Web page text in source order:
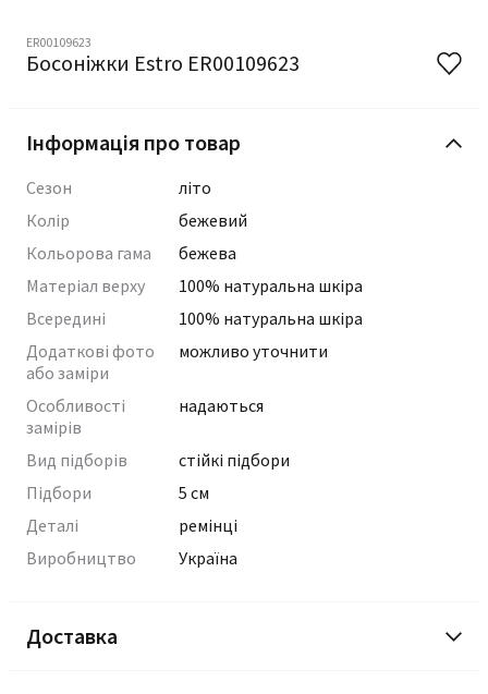
ER00109623
Босоніжки Estro ER00109623
Інформація про товар
Сезон
літо
Колір
бежевий
Кольорова гама
бежева
Матеріал верху
100% натуральна шкіра
Всередині
100% натуральна шкіра
Додаткові фото
або заміри
можливо уточнити
Особливості
замірів
надаються
Вид підборів
стійкі підбори
Підбори
5 см
Деталі
ремінці
Виробництво
Україна
Доставка